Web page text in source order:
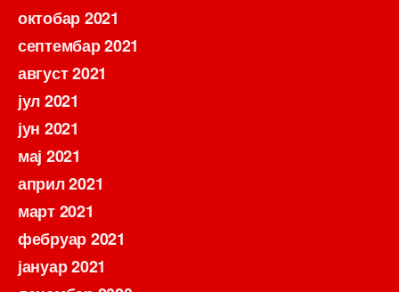
октобар 2021
септембар 2021
август 2021
јул 2021
јун 2021
мај 2021
април 2021
март 2021
фебруар 2021
јануар 2021